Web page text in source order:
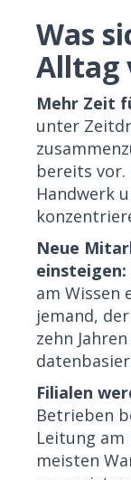
Was
Alltag
Mehr Zeit
unter
bereits vor.
Handwerk
Neue
einsteigen:
am Wissen
jemand,
zehn
Filialen
Betrieben
Leitung
meisten